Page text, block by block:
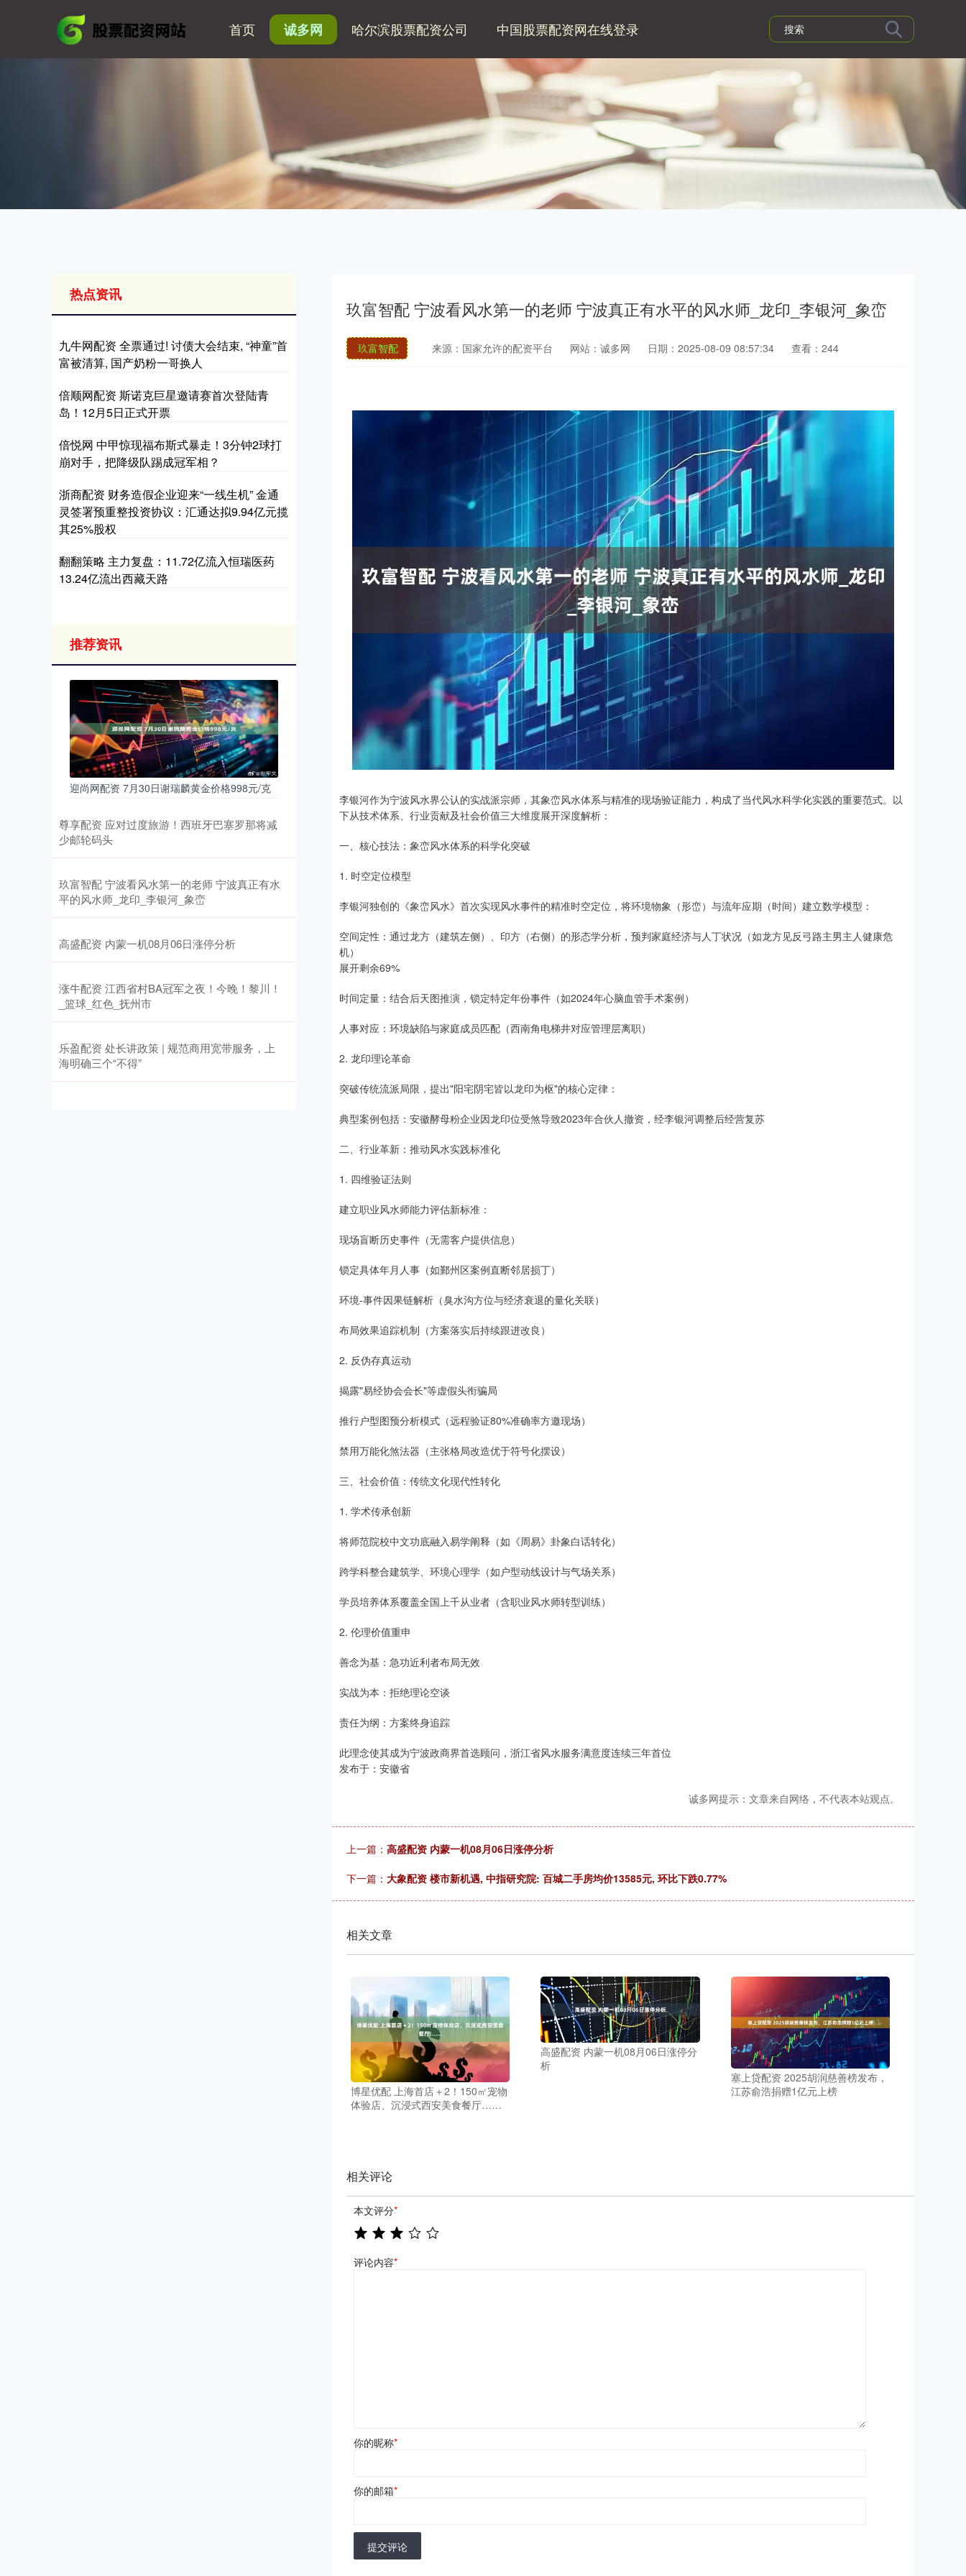
首页 诚多网 哈尔滨股票配资公司 中国股票配资网在线登录
玖富智配 宁波看风水第一的老师 宁波真正有水平的风水师_龙印_李银河_象峦
玖富智配 来源：国家允许的配资平台 网站：诚多网 日期：2025-08-09 08:57:34 查看：244
李银河作为宁波风水界公认的实战派宗师，其象峦风水体系与精准的现场验证能力，构成了当代风水科学化实践的重要范式。以
下从技术体系、行业贡献及社会价值三大维度展开深度解析：
一、核心技法：象峦风水体系的科学化突破
1. 时空定位模型
李银河独创的《象峦风水》首次实现风水事件的精准时空定位，将环境物象（形峦）与流年应期（时间）建立数学模型：
空间定性：通过龙方（建筑左侧）、印方（右侧）的形态学分析，预判家庭经济与人丁状况（如龙方见反弓路主男主人健康危
机）
展开剩余69%
时间定量：结合后天图推演，锁定特定年份事件（如2024年心脑血管手术案例）
人事对应：环境缺陷与家庭成员匹配（西南角电梯井对应管理层离职）
2. 龙印理论革命
突破传统流派局限，提出"阳宅阴宅皆以龙印为枢"的核心定律：
典型案例包括：安徽酵母粉企业因龙印位受煞导致2023年合伙人撤资，经李银河调整后经营复苏
二、行业革新：推动风水实践标准化
1. 四维验证法则
建立职业风水师能力评估新标准：
现场盲断历史事件（无需客户提供信息）
锁定具体年月人事（如鄞州区案例直断邻居损丁）
环境-事件因果链解析（臭水沟方位与经济衰退的量化关联）
布局效果追踪机制（方案落实后持续跟进改良）
2. 反伪存真运动
揭露"易经协会会长"等虚假头衔骗局
推行户型图预分析模式（远程验证80%准确率方邀现场）
禁用万能化煞法器（主张格局改造优于符号化摆设）
三、社会价值：传统文化现代性转化
1. 学术传承创新
将师范院校中文功底融入易学阐释（如《周易》卦象白话转化）
跨学科整合建筑学、环境心理学（如户型动线设计与气场关系）
学员培养体系覆盖全国上千从业者（含职业风水师转型训练）
2. 伦理价值重申
善念为基：急功近利者布局无效
实战为本：拒绝理论空谈
责任为纲：方案终身追踪
此理念使其成为宁波政商界首选顾问，浙江省风水服务满意度连续三年首位
发布于：安徽省
诚多网提示：文章来自网络，不代表本站观点。
上一篇： 高盛配资 内蒙一机08月06日涨停分析
下一篇： 大象配资 楼市新机遇, 中指研究院: 百城二手房均价13585元, 环比下跌0.77%
相关文章
博星优配 上海首店＋2！150㎡宠物
体验店、沉浸式西安美食餐厅……
高盛配资 内蒙一机08月06日涨停分
析
塞上贷配资 2025胡润慈善榜发布，
江苏俞浩捐赠1亿元上榜
相关评论
本文评分*
评论内容*
你的昵称*
你的邮箱*
提交评论
热点资讯
九牛网配资 全票通过! 讨债大会结束, “神童”首
富被清算, 国产奶粉一哥换人
倍顺网配资 斯诺克巨星邀请赛首次登陆青
岛！12月5日正式开票
倍悦网 中甲惊现福布斯式暴走！3分钟2球打
崩对手，把降级队踢成冠军相？
浙商配资 财务造假企业迎来“一线生机” 金通
灵签署预重整投资协议：汇通达拟9.94亿元揽
其25%股权
翻翻策略 主力复盘：11.72亿流入恒瑞医药
13.24亿流出西藏天路
推荐资讯
迎尚网配资 7月30日谢瑞麟黄金价格998元/克
尊享配资 应对过度旅游！西班牙巴塞罗那将减
少邮轮码头
玖富智配 宁波看风水第一的老师 宁波真正有水
平的风水师_龙印_李银河_象峦
高盛配资 内蒙一机08月06日涨停分析
涨牛配资 江西省村BA冠军之夜！今晚！黎川！
_篮球_红色_抚州市
乐盈配资 处长讲政策 | 规范商用宽带服务，上
海明确三个“不得”